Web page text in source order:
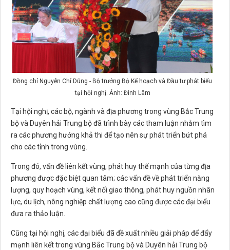
Đồng chí Nguyễn Chí Dũng - Bộ trưởng Bộ Kế hoạch và Đầu tư phát biểu
tại hội nghị. Ảnh: Đình Lâm
Tại hội nghị, các bộ, ngành và địa phương trong vùng Bắc Trung
bộ và Duyên hải Trung bộ đã trình bày các tham luận nhằm tìm
ra các phương hướng khả thi để tạo nên sự phát triển bứt phá
cho các tỉnh trong vùng.
Trong đó, vấn đề liên kết vùng, phát huy thế mạnh của từng địa
phương được đặc biệt quan tâm; các vấn đề về phát triển năng
lượng, quy hoạch vùng, kết nối giao thông, phát huy nguồn nhân
lực, du lịch, nông nghiệp chất lượng cao cũng được các đại biểu
đưa ra thảo luận.
Cũng tại hội nghị, các đại biểu đã đề xuất nhiều giải pháp để đẩy
mạnh liên kết trong vùng Bắc Trung bộ và Duyên hải Trung bộ